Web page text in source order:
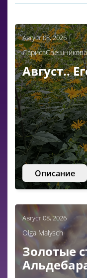
Август 08, 2026
ЛарисаСвешникова
Август..
Описание
Август 08, 2026
Olga Malysch
Золотые